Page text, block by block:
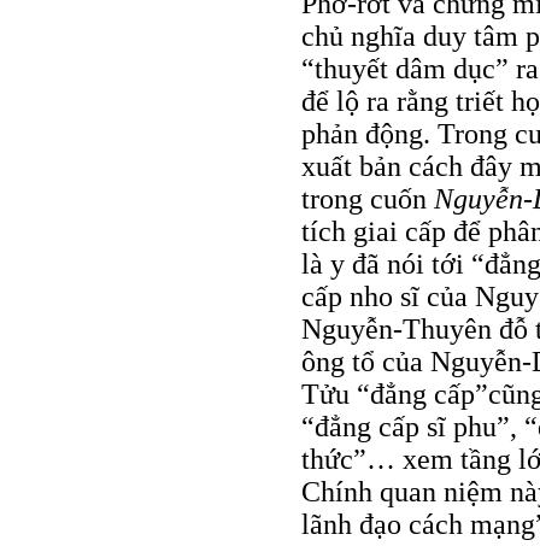
chủ nghĩa duy tâm
“thuyết dâm dục”
để lộ ra rằng triết
phản động. Trong
xuất bản cách đây
trong cuốn
tích giai cấp để
là y đã nói tới
cấp nho sĩ của
Nguyễn-Thuyên đỗ
ông tổ của
Tửu “đẳng
“đẳng cấp sĩ phu”,
thức”… xem tầng
Chính quan niệm
lãnh đạo cách